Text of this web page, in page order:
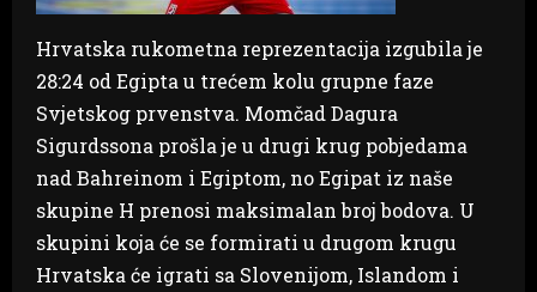
Hrvatska rukometna reprezentacija izgubila je
28:24 od Egipta u trećem kolu grupne faze
Svjetskog prvenstva. Momčad Dagura
Sigurdssona prošla je u drugi krug pobjedama
nad Bahreinom i Egiptom, no Egipat iz naše
skupine H prenosi maksimalan broj bodova. U
skupini koja će se formirati u drugom krugu
Hrvatska će igrati sa Slovenijom, Islandom i